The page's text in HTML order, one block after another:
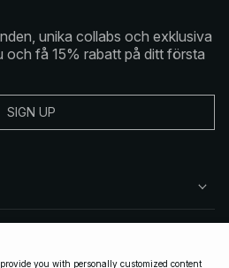
unika collabs och exklusiva
och få 15% rabatt på ditt första
SIGN UP